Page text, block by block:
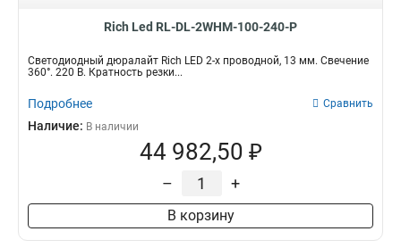
Rich Led RL-DL-2WHM-100-240-P
Светодиодный дюралайт Rich LED 2-х проводной, 13 мм. Свечение
360°. 220 В. Кратность резки...
Подробнее Сравнить
Наличие: В наличии
44 982,50 ₽
– +
В корзину